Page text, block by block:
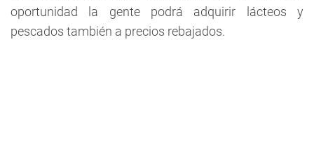
oportunidad la gente podrá adquirir lácteos y
pescados también a precios rebajados.